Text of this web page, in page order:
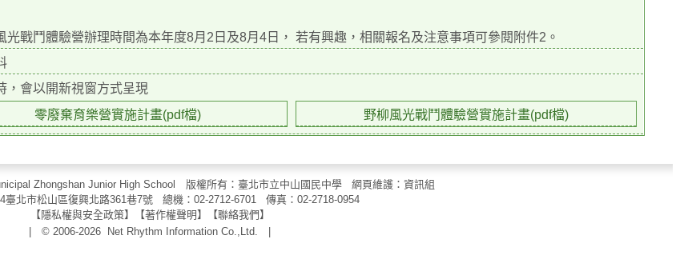
光戰鬥體驗營辦理時間為本年度8月2日及8月4日， 若有興趣，相關報名及注意事項可參閱附件2。
，會以開新視窗方式呈現
零廢棄育樂營實施計畫(pdf檔)
野柳風光戰鬥體驗營實施計畫(pdf檔)
Zhongshan Junior High School 版權所有：臺北市立中山國民中學 網頁維護：資訊組
臺北市松山區復興北路361巷7號 總機：02-2712-6701 傳真： 02-2718-0954
【隱私權與安全政策】【著作權聲明 】 【聯絡我們 】
| © 2006-2026
Net Rhythm Information Co.,Ltd.